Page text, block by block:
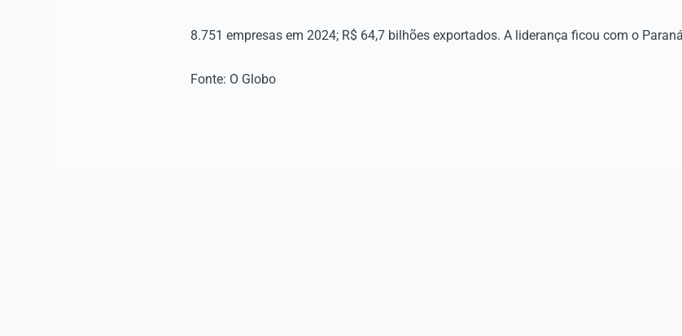
8.751 empresas em 2024; R$ 64,7 bilhões exportados. A liderança ficou com o
Fonte: O Globo